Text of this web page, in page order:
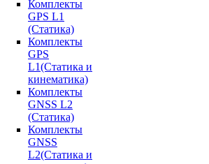
Комплекты
GPS L1
(Статика)
Комплекты
GPS
L1(Статика и
кинематика)
Комплекты
GNSS L2
(Статика)
Комплекты
GNSS
L2(Статика и